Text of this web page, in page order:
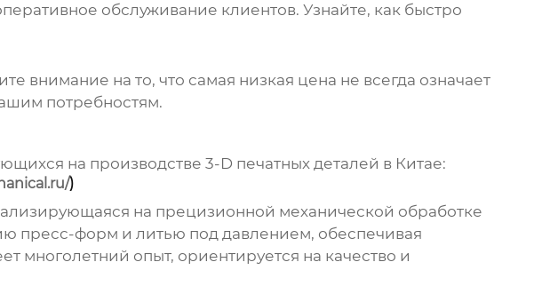
обслуживание клиентов. Узнайте, как быстро
внимание на то, что самая низкая цена не всегда означает
потребностям.
на производстве 3-D печатных деталей в Китае:
)
на прецизионной механической обработке
пресс-форм и литью под давлением, обеспечивая
опыт, ориентируется на качество и